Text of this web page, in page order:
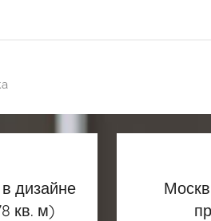
дизайне
кв. м)